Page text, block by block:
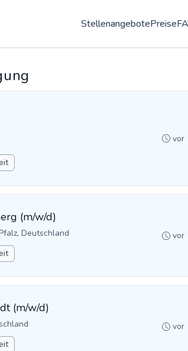
StellenangebotePreise
vor
(m/w/d)
Deutschland
vor
(m/w/d)
vor